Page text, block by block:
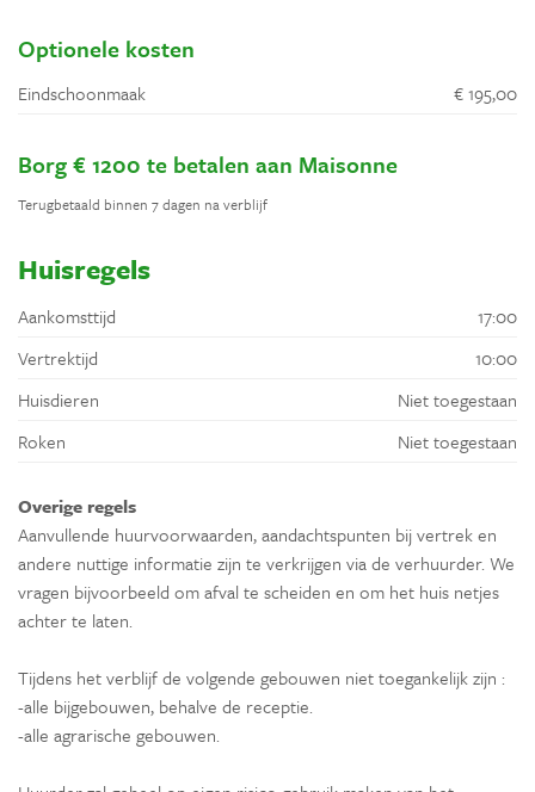
Optionele kosten
Eindschoonmaak € 195,00
Borg € 1200 te betalen aan Maisonne
Terugbetaald binnen 7 dagen na verblijf
Huisregels
Aankomsttijd
17:00
Vertrektijd
10:00
Huisdieren
Niet toegestaan
Roken
Niet toegestaan
Overige regels
Aanvullende huurvoorwaarden, aandachtspunten bij vertrek en
andere nuttige informatie zijn te verkrijgen via de verhuurder. We
vragen bijvoorbeeld om afval te scheiden en om het huis netjes
achter te laten.
Tijdens het verblijf de volgende gebouwen niet toegankelijk zijn :
-alle bijgebouwen, behalve de receptie.
-alle agrarische gebouwen.